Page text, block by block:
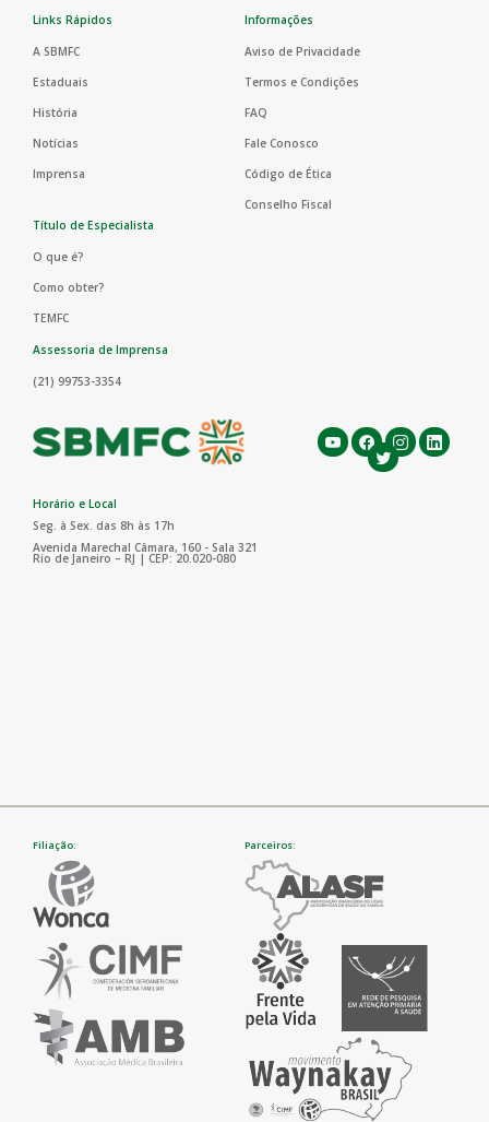
Links Rápidos
A SBMFC
Estaduais
História
Notícias
Imprensa
Informações
Aviso de Privacidade
Termos e Condições
FAQ
Fale Conosco
Código de Ética
Conselho Fiscal
Título de Especialista
O que é?
Como obter?
TEMFC
Assessoria de Imprensa
(21) 99753-3354
Horário e Local
Seg. à Sex. das 8h às 17h
Avenida Marechal Câmara, 160 - Sala 321
Rio de Janeiro – RJ | CEP: 20.020-080
Filiação: Parceiros: